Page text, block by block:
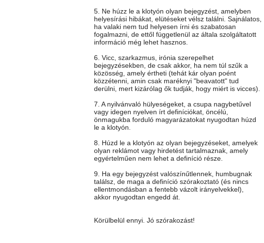
5. Ne húzz le a klotyón olyan bejegyzést, amelyben
helyesírási hibákat, elütéseket vélsz találni. Sajnálatos,
ha valaki nem tud helyesen írni és szabatosan
fogalmazni, de ettől függetlenül az általa szolgáltatott
információ még lehet hasznos.
6. Vicc, szarkazmus, irónia szerepelhet
bejegyzésekben, de csak akkor, ha nem túl szűk a
közösség, amely értheti (tehát kár olyan poént
közzétenni, amin csak maréknyi "beavatott" tud
derülni, mert kizárólag ők tudják, hogy miért is vicces).
7. A nyilvánvaló hülyeségeket, a csupa nagybetűvel
vagy idegen nyelven írt definíciókat, öncélú,
önmagukba forduló magyarázatokat nyugodtan húzd
le a klotyón.
8. Húzd le a klotyón az olyan bejegyzéseket, amelyek
olyan reklámot vagy hirdetést tartalmaznak, amely
egyértelműen nem lehet a definíció része.
9. Ha egy bejegyzést valószínűtlennek, humbugnak
találsz, de maga a definíció szórakoztató (és nincs
ellentmondásban a fentebb vázolt irányelvekkel),
akkor nyugodtan engedd át.
Körülbelül ennyi. Jó szórakozást!